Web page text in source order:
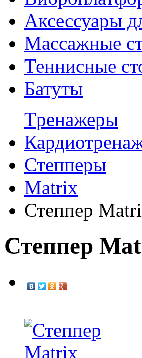
Аксессуары
Массажные
Теннисные
Батуты
Tренажеры
Степперы
Matrix
Степпер
Степпер